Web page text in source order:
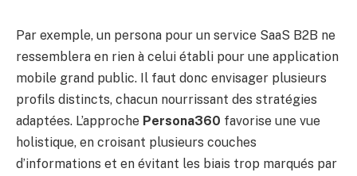
Par exemple, un persona pour un service SaaS B2B ne
ressemblera en rien à celui établi pour une application
mobile grand public. Il faut donc envisager plusieurs
profils distincts, chacun nourrissant des stratégies
adaptées. L’approche Persona360 favorise une vue
holistique, en croisant plusieurs couches
d’informations et en évitant les biais trop marqués par